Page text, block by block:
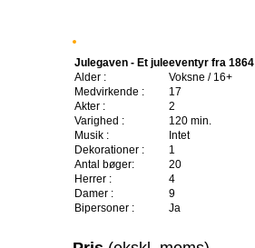
Julegaven - Et juleeventyr fra 1864
Alder :
Voksne / 16+
Medvirkende :
17
Akter :
2
Varighed :
120 min.
Musik :
Intet
Dekorationer :
1
Antal bøger:
20
Herrer :
4
Damer :
9
Bipersoner :
Ja